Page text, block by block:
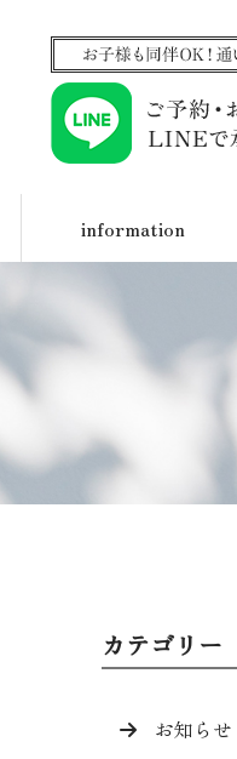
information
カテゴリー
お知らせ